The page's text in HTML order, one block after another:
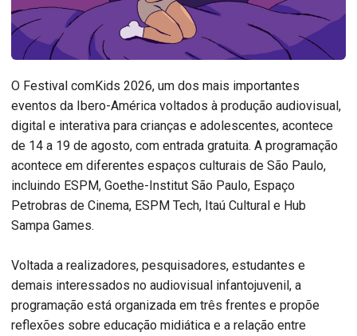
O Festival comKids 2026, um dos mais importantes
eventos da Ibero-América voltados à produção audiovisual,
digital e interativa para crianças e adolescentes, acontece
de 14 a 19 de agosto, com entrada gratuita. A programação
acontece em diferentes espaços culturais de São Paulo,
incluindo ESPM, Goethe-Institut São Paulo, Espaço
Petrobras de Cinema, ESPM Tech, Itaú Cultural e Hub
Sampa Games.
Voltada a realizadores, pesquisadores, estudantes e
demais interessados no audiovisual infantojuvenil, a
programação está organizada em três frentes e propõe
reflexões sobre educação midiática e a relação entre